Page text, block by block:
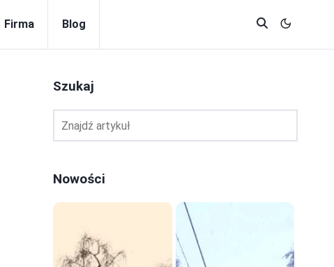
Firma Blog
Szukaj
Nowości